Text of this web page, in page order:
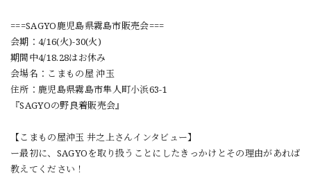
===SAGYO鹿児島県霧島市販売会===
会期：4/16(火)-30(火)
期間中4/18.28はお休み
会場名：こまもの屋 沖玉
住所：鹿児島県霧島市隼人町小浜63-1
『SAGYOの野良着販売会』
【こまもの屋沖玉 井之上さんインタビュー】
ー最初に、SAGYOを取り扱うことにしたきっかけとその理由があれば
教えてください！